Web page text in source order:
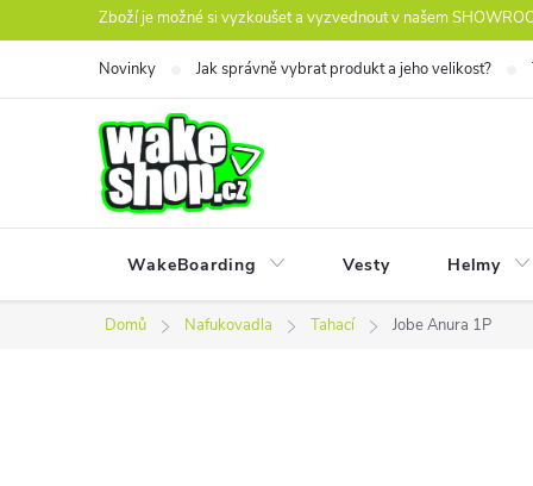
na
Zboží je možné si vyzkoušet a vyzvednout v našem
Novinky Jak správně vybrat produkt a jeho velikost?
WakeBoarding Vesty Helmy
Domů Nafukovadla Tahací Jobe Anura 1P